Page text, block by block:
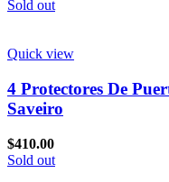
Sold out
Quick view
4 Protectores De
Saveiro
$410.00
Sold out